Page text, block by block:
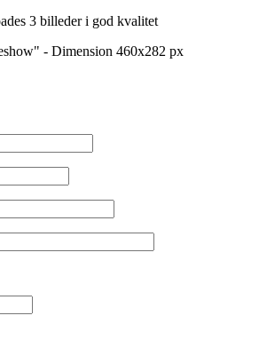
3 billeder i god kvalitet
- Dimension 460x282 px